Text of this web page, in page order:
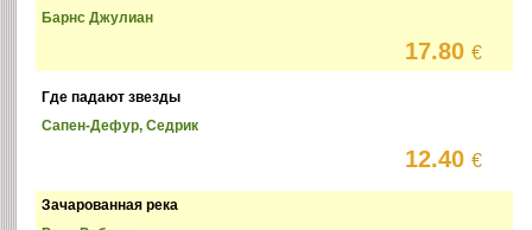
Барнс Джулиан
17.80€
Где падают звезды
Сапен-Дефур, Седрик
12.40€
Зачарованная река